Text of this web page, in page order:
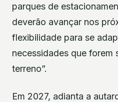
parques de
deverão avançar nos
flexibilidade para se
necessidades que forem
terreno”.
Em 2027, adianta a